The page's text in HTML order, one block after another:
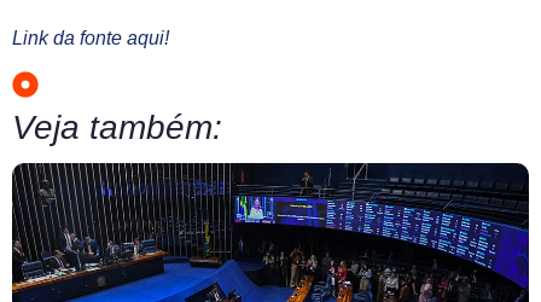
Link da fonte aqui!
Veja também: